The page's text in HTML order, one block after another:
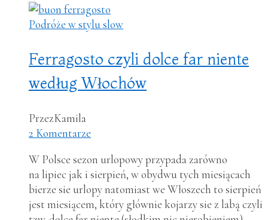
Podróże w stylu slow
Ferragosto czyli dolce far niente
według Włochów
PrzezKamila
2 Komentarze
W Polsce sezon urlopowy przypada zarówno
na lipiec jak i sierpień, w obydwu tych miesiącach
bierze sie urlopy natomiast we Włoszech to sierpień
jest miesiącem, który głównie kojarzy sie z labą czyli